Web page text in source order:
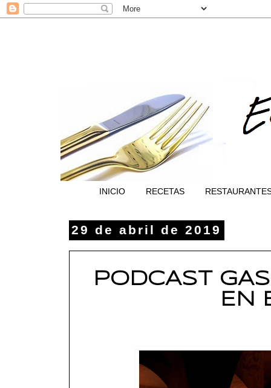
INICIO RECETAS
29 de abril de 2019
PODCAST
EN